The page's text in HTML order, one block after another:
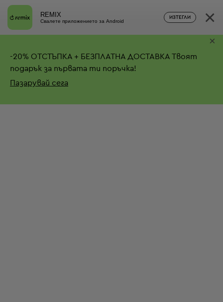
REMIX
Свалете приложението за Android
ИЗТЕГЛИ ×
-20% ОТСТЪПКА + БЕЗПЛАТНА ДОСТАВКА Твоят
подарък за първата ти поръчка!
Пазарувай сега
×